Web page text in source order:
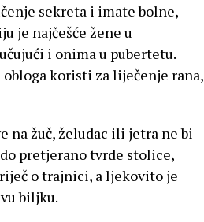
sekreta i imate bolne,
je najčešće žene u
i onima u pubertetu.
koristi za liječenje rana,
na žuč, želudac ili jetra ne bi
pretjerano tvrde stolice,
o trajnici, a ljekovito je
biljku.